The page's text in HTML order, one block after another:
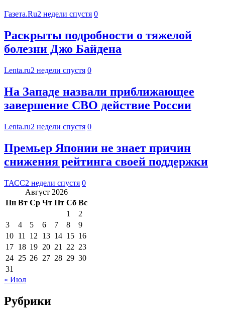
Газета.Ru2 недели спустя 0
Раскрыты подробности о тяжелой
болезни Джо Байдена
Lenta.ru2 недели спустя 0
На Западе назвали приближающее
завершение СВО действие России
Lenta.ru2 недели спустя 0
Премьер Японии не знает причин
снижения рейтинга своей поддержки
ТАСС2 недели спустя 0
Август 2026
Пн Вт Ср Чт Пт Сб Вс
1
2
3
4 5 6 7 8
9
10 11 12 13 14 15 16
17 18 19 20 21 22 23
24 25 26 27 28 29 30
31
« Июл
Рубрики